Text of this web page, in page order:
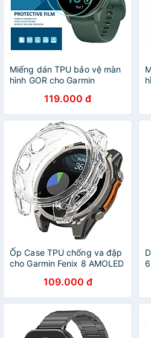
Miếng dán TPU bảo vệ màn
hình GOR cho Garmin
Vivoactive 6 - Hàng Chính
Hãng
119.000 đ
Ốp Case TPU chống va đập
cho Garmin Fenix 8 AMOLED
Hàng Chính Hãng
109.000 đ